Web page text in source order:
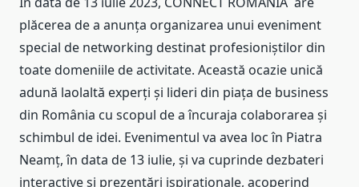
plăcerea de a anunța organizarea unui eveniment
special de networking destinat profesioniștilor din
toate domeniile de activitate. Această ocazie unică
adună laolaltă experți și lideri din piața de business
din România cu scopul de a încuraja colaborarea și
schimbul de idei. Evenimentul va avea loc în Piatra
Neamț, în data de 13 iulie, și va cuprinde dezbateri
interactive și prezentări ispiraționale, acoperind